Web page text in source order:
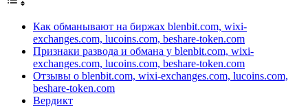
Как обманывают на биржах blenbit.com, wixi-
exchanges.com, lucoins.com, beshare-token.com
Признаки развода и обмана у blenbit.com, wixi-
exchanges.com, lucoins.com, beshare-token.com
Отзывы о blenbit.com, wixi-exchanges.com, lucoins.com,
beshare-token.com
Вердикт